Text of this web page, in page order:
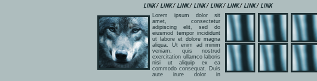
Lorem ipsum dolor sit
amet, consectetur
adipiscing elit, sed do
eiusmod tempor incididunt
ut labore et dolore magna
aliqua. Ut enim ad minim
veniam, quis nostrud
exercitation ullamco laboris
nisi ut aliquip ex ea
commodo consequat. Duis
aute irure dolor in
LINK/ LINK/ LINK/ LINK/ LINK/ LINK/ LINK/ LINK